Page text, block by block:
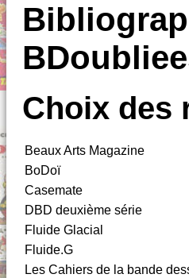
Choix des
Beaux Arts Magazine
BoDoï
Casemate
DBD deuxième série
Fluide Glacial
Fluide.G
Les Cahiers de la bande